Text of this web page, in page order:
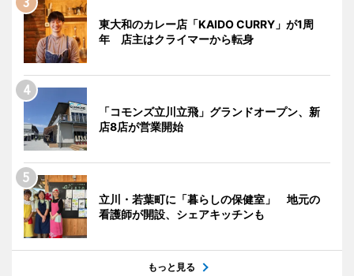
東大和のカレー店「KAIDO CURRY」が1周
年 店主はクライマーから転身
「コモンズ立川立飛」グランドオープン、新
店8店が営業開始
立川・若葉町に「暮らしの保健室」 地元の
看護師が開設、シェアキッチンも
もっと見る